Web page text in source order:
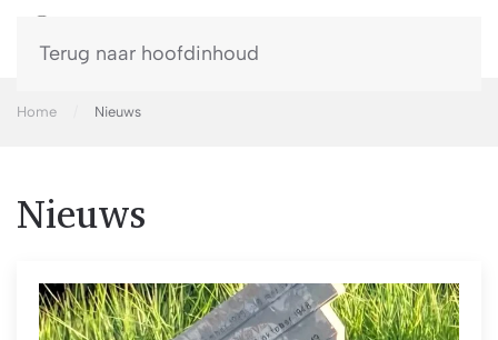
Terug naar hoofdinhoud
Home Nieuws
Nieuws